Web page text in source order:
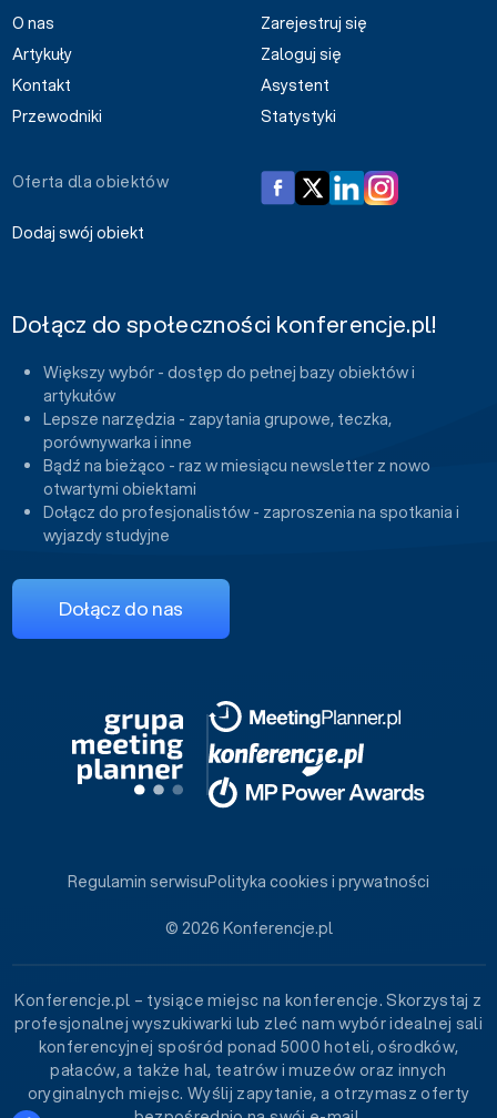
O nas
Artykuły
Kontakt
Przewodniki
Zarejestruj się
Zaloguj się
Asystent
Statystyki
Oferta dla obiektów
Dodaj swój obiekt
Dołącz do społeczności konferencje.pl!
Większy wybór - dostęp do pełnej bazy obiektów i
artykułów
Lepsze narzędzia - zapytania grupowe, teczka,
porównywarka i inne
Bądź na bieżąco - raz w miesiącu newsletter z nowo
otwartymi obiektami
Dołącz do profesjonalistów - zaproszenia na spotkania i
wyjazdy studyjne
Dołącz do nas
© 2026 Konferencje.pl
Regulamin serwisuPolityka cookies i prywatności
Konferencje.pl – tysiące miejsc na konferencje. Skorzystaj z
profesjonalnej wyszukiwarki lub zleć nam wybór idealnej sali
konferencyjnej spośród ponad 5000 hoteli, ośrodków,
pałaców, a także hal, teatrów i muzeów oraz innych
oryginalnych miejsc. Wyślij zapytanie, a otrzymasz oferty